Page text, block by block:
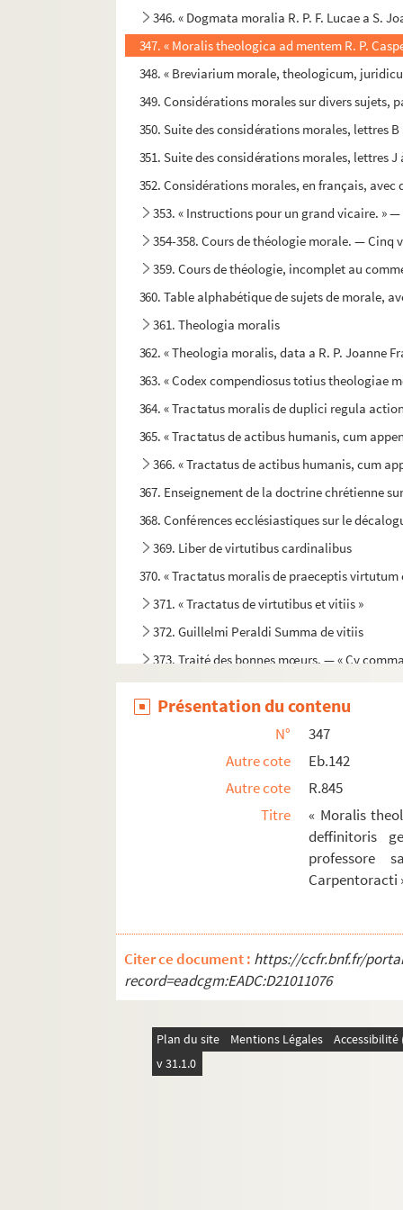
346. « Dogmata moralia R. P. F. Lucae a S.
347. « Moralis theologica ad mentem R. P.
348. « Breviarium morale, theologicum,
349. Considérations morales sur divers sujets,
350. Suite des considérations morales, lettres
351. Suite des considérations morales, lettres
352. Considérations morales, en français,
353. « Instructions pour un grand vicaire. »
354-358. Cours de théologie morale. — Cinq
359. Cours de théologie, incomplet au
360. Table alphabétique de sujets de morale,
361. Theologia moralis
362. « Theologia moralis, data a R. P. Joanne
363. « Codex compendiosus totius theologiae
364. « Tractatus moralis de duplici regula
365. « Tractatus de actibus humanis, cum
366. « Tractatus de actibus humanis, cum
367. Enseignement de la doctrine chrétienne
368. Conférences ecclésiastiques sur le
369. Liber de virtutibus cardinalibus
370. « Tractatus moralis de praeceptis
371. « Tractatus de virtutibus et vitiis »
372. Guillelmi Peraldi Summa de vitiis
373. Traité des bonnes mœurs. — « Cy
374. « Celebris tractatus de vitiis et peccatis, a
375. « Tractatus moralis de obligationibus
376. « Tractatus moralis de obligationibus
377. Gui de Montrocher. Manipulus
378. « Incipit brevis et utilis modus
379. « Petit abbrégé de l'instruction du
380. « Monita quaedam perutilia
381. « Doctrina fori poenitentialis, omnia
383. « Tractatus varii de casibus
384. « Compendiosus tractatus casuum
385. « Les privilèges des religieux, et
387. « Catéchisme ou Doctrine chrétienne »,
388. « Recueil et plan de catéchismes. » — A
Présentation du contenu
N°
347
Autre cote
Eb.142
Autre cote
R.845
Titre
« Moralis
deffinitoris
professore
Carpentoracti
Citer ce document : https://ccfr.bnf.fr/
record=eadcgm:EADC:D21011076
Plan du site Mentions Légales
v 31.1.0